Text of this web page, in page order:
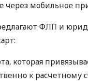
через мобильное
ФЛП и
которая
к расчетному